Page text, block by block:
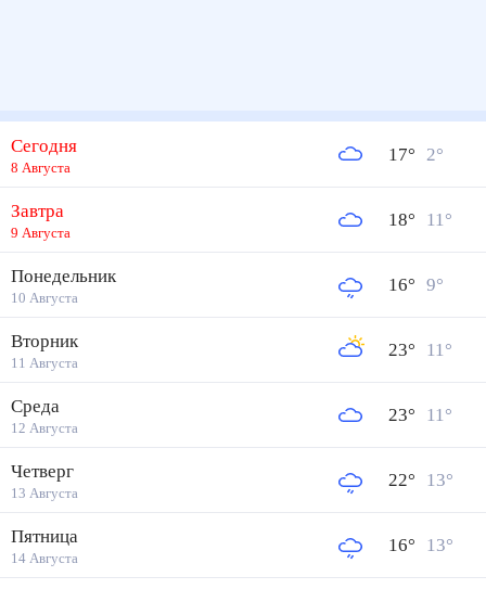
Сегодня
8 Августа
17° 2°
Завтра
9 Августа
18° 11°
Понедельник
10 Августа
16° 9°
Вторник
11 Августа
23° 11°
Среда
12 Августа
23° 11°
Четверг
13 Августа
22° 13°
Пятница
14 Августа
16° 13°